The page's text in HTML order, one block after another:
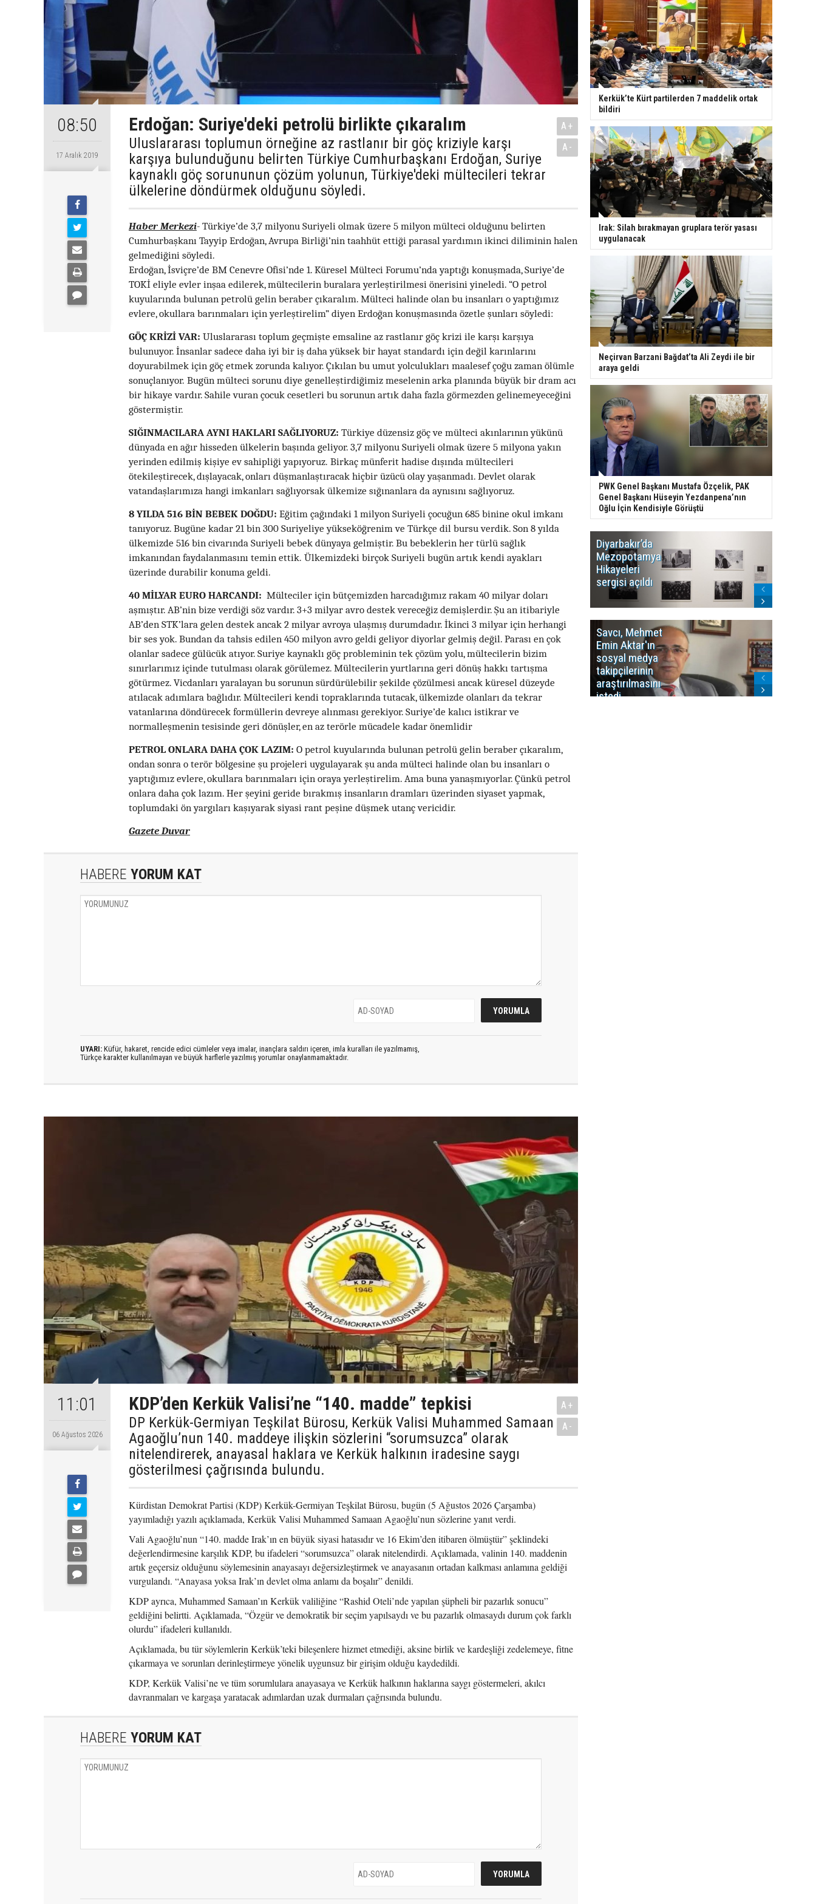
08:50
17 Aralık 2019
Erdoğan: Suriye'deki petrolü birlikte çıkaralım
Uluslararası toplumun örneğine az rastlanır bir göç kriziyle karşı
karşıya bulunduğunu belirten Türkiye Cumhurbaşkanı Erdoğan, Suriye
kaynaklı göç sorununun çözüm yolunun, Türkiye'deki mültecileri tekrar
ülkelerine döndürmek olduğunu söyledi.
A+
A-
Haber Merkezi- Türkiye’de 3,7 milyonu Suriyeli olmak üzere 5 milyon mülteci olduğunu belirten
Cumhurbaşkanı Tayyip Erdoğan, Avrupa Birliği’nin taahhüt ettiği parasal yardımın ikinci diliminin halen
gelmediğini söyledi.
Erdoğan, İsviçre’de BM Cenevre Ofisi’nde 1. Küresel Mülteci Forumu’nda yaptığı konuşmada, Suriye’de
TOKİ eliyle evler inşaa edilerek, mültecilerin buralara yerleştirilmesi önerisini yineledi. “O petrol
kuyularında bulunan petrolü gelin beraber çıkaralım. Mülteci halinde olan bu insanları o yaptığımız
evlere, okullara barınmaları için yerleştirelim” diyen Erdoğan konuşmasında özetle şunları söyledi:
GÖÇ KRİZİ VAR: Uluslararası toplum geçmişte emsaline az rastlanır göç krizi ile karşı karşıya
bulunuyor. İnsanlar sadece daha iyi bir iş daha yüksek bir hayat standardı için değil karınlarını
doyurabilmek için göç etmek zorunda kalıyor. Çıkılan bu umut yolculukları maalesef çoğu zaman ölümle
sonuçlanıyor. Bugün mülteci sorunu diye genelleştirdiğimiz meselenin arka planında büyük bir dram acı
bir hikaye vardır. Sahile vuran çocuk cesetleri bu sorunun artık daha fazla görmezden gelinemeyeceğini
göstermiştir.
SIĞINMACILARA AYNI HAKLARI SAĞLIYORUZ: Türkiye düzensiz göç ve mülteci akınlarının yükünü
dünyada en ağır hisseden ülkelerin başında geliyor. 3,7 milyonu Suriyeli olmak üzere 5 milyona yakın
yerinden edilmiş kişiye ev sahipliği yapıyoruz. Birkaç münferit hadise dışında mültecileri
ötekileştirecek, dışlayacak, onları düşmanlaştıracak hiçbir üzücü olay yaşanmadı. Devlet olarak
vatandaşlarımıza hangi imkanları sağlıyorsak ülkemize sığınanlara da aynısını sağlıyoruz.
8 YILDA 516 BİN BEBEK DOĞDU: Eğitim çağındaki 1 milyon Suriyeli çocuğun 685 binine okul imkanı
tanıyoruz. Bugüne kadar 21 bin 300 Suriyeliye yükseköğrenim ve Türkçe dil bursu verdik. Son 8 yılda
ülkemizde 516 bin civarında Suriyeli bebek dünyaya gelmiştir. Bu bebeklerin her türlü sağlık
imkanından faydalanmasını temin ettik. Ülkemizdeki birçok Suriyeli bugün artık kendi ayakları
üzerinde durabilir konuma geldi.
40 MİLYAR EURO HARCANDI: Mülteciler için bütçemizden harcadığımız rakam 40 milyar doları
aşmıştır. AB’nin bize verdiği söz vardır. 3+3 milyar avro destek vereceğiz demişlerdir. Şu an itibariyle
AB’den STK’lara gelen destek ancak 2 milyar avroya ulaşmış durumdadır. İkinci 3 milyar için herhangi
bir ses yok. Bundan da tahsis edilen 450 milyon avro geldi geliyor diyorlar gelmiş değil. Parası en çok
olanlar sadece gülücük atıyor. Suriye kaynaklı göç probleminin tek çözüm yolu, mültecilerin bizim
sınırlarımız içinde tutulması olarak görülemez. Mültecilerin yurtlarına geri dönüş hakkı tartışma
götürmez. Vicdanları yaralayan bu sorunun sürdürülebilir şekilde çözülmesi ancak küresel düzeyde
atılacak adımlara bağlıdır. Mültecileri kendi topraklarında tutacak, ülkemizde olanları da tekrar
vatanlarına döndürecek formüllerin devreye alınması gerekiyor. Suriye’de kalıcı istikrar ve
normalleşmenin tesisinde geri dönüşler, en az terörle mücadele kadar önemlidir
PETROL ONLARA DAHA ÇOK LAZIM: O petrol kuyularında bulunan petrolü gelin beraber çıkaralım,
ondan sonra o terör bölgesine şu projeleri uygulayarak şu anda mülteci halinde olan bu insanları o
yaptığımız evlere, okullara barınmaları için oraya yerleştirelim. Ama buna yanaşmıyorlar. Çünkü petrol
onlara daha çok lazım. Her şeyini geride bırakmış insanların dramları üzerinden siyaset yapmak,
toplumdaki ön yargıları kaşıyarak siyasi rant peşine düşmek utanç vericidir.
Gazete Duvar
HABERE YORUM KAT
UYARI: Küfür, hakaret, rencide edici cümleler veya imalar, inançlara saldırı içeren, imla kuralları ile yazılmamış,
Türkçe karakter kullanılmayan ve büyük harflerle yazılmış yorumlar onaylanmamaktadır.
11:01
06 Ağustos 2026
KDP’den Kerkük Valisi’ne “140. madde” tepkisi
DP Kerkük-Germiyan Teşkilat Bürosu, Kerkük Valisi Muhammed Samaan
Agaoğlu’nun 140. maddeye ilişkin sözlerini “sorumsuzca” olarak
nitelendirerek, anayasal haklara ve Kerkük halkının iradesine saygı
gösterilmesi çağrısında bulundu.
A+
A-
Kürdistan Demokrat Partisi (KDP) Kerkük-Germiyan Teşkilat Bürosu, bugün (5 Ağustos 2026 Çarşamba)
yayımladığı yazılı açıklamada, Kerkük Valisi Muhammed Samaan Agaoğlu’nun sözlerine yanıt verdi.
Vali Agaoğlu’nun “140. madde Irak’ın en büyük siyasi hatasıdır ve 16 Ekim’den itibaren ölmüştür” şeklindeki
değerlendirmesine karşılık KDP, bu ifadeleri “sorumsuzca” olarak nitelendirdi. Açıklamada, valinin 140. maddenin
artık geçersiz olduğunu söylemesinin anayasayı değersizleştirmek ve anayasanın ortadan kalkması anlamına geldiği
vurgulandı. “Anayasa yoksa Irak’ın devlet olma anlamı da boşalır” denildi.
KDP ayrıca, Muhammed Samaan’ın Kerkük valiliğine “Rashid Oteli’nde yapılan şüpheli bir pazarlık sonucu”
geldiğini belirtti. Açıklamada, “Özgür ve demokratik bir seçim yapılsaydı ve bu pazarlık olmasaydı durum çok farklı
olurdu” ifadeleri kullanıldı.
Açıklamada, bu tür söylemlerin Kerkük’teki bileşenlere hizmet etmediği, aksine birlik ve kardeşliği zedelemeye, fitne
çıkarmaya ve sorunları derinleştirmeye yönelik uygunsuz bir girişim olduğu kaydedildi.
KDP, Kerkük Valisi’ne ve tüm sorumlulara anayasaya ve Kerkük halkının haklarına saygı göstermeleri, akılcı
davranmaları ve kargaşa yaratacak adımlardan uzak durmaları çağrısında bulundu.
HABERE YORUM KAT
Kerkük’te Kürt partilerden 7 maddelik ortak
bildiri
Irak: Silah bırakmayan gruplara terör yasası
uygulanacak
Neçirvan Barzani Bağdat’ta Ali Zeydi ile bir
araya geldi
PWK Genel Başkanı Mustafa Özçelik, PAK
Genel Başkanı Hüseyin Yezdanpena’nın
Oğlu İçin Kendisiyle Görüştü
Diyarbakır’da
Mezopotamya
Hikayeleri
sergisi açıldı
Savcı, Mehmet
Emin Aktar'ın
sosyal medya
takipçilerinin
araştırılmasını
istedi